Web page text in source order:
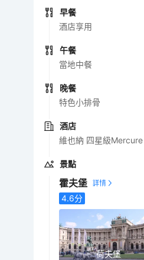
早餐
酒店享用
午餐
當地中餐
晚餐
特色小排骨
酒店
維也納 四星級
景點
霍夫堡
4.6分
荷夫堡